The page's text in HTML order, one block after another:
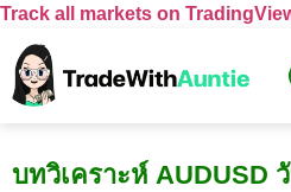
Track all markets on
บทวิเคราะห์ AUDUSD